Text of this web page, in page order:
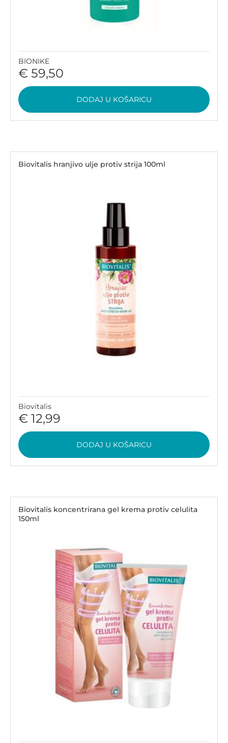
BIONIKE
€ 59,50
DODAJ U KOŠARICU
Biovitalis hranjivo ulje protiv strija 100ml
Biovitalis
€ 12,99
DODAJ U KOŠARICU
Biovitalis koncentrirana gel krema protiv celulita
150ml